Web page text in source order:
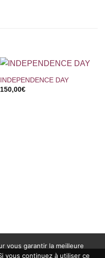
INDEPENDENCE DAY
150,00€
vous garantir la meilleure
vous continuez à utiliser ce